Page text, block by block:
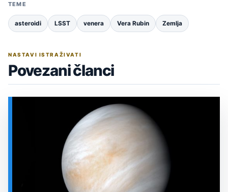
TEME
asteroidi LSST venera Vera Rubin Zemlja
NASTAVI ISTRAŽIVATI
Povezani članci